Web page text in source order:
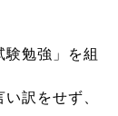
勉強」を組
訳をせず、